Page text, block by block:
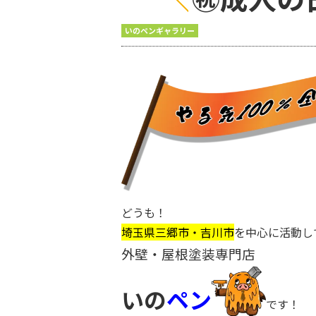
いのペンギャラリー
どうも！
埼玉県三郷市・吉川市を中心に活動
外壁・屋根塗装専門店
いのペン です！